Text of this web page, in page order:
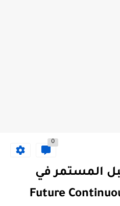
0
المستمر في